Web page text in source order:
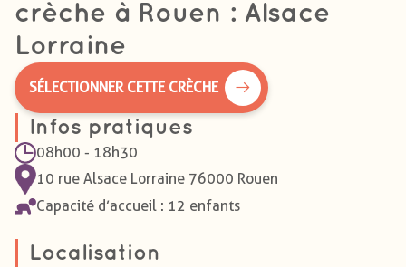
Infos pratiques
08h00 - 18h30
10 rue Alsace Lorraine 76000 Rouen
Capacité d’accueil : 12 enfants
Localisation
SÉLECTIONNER CETTE CRÈCHE
crèche à Rouen : Alsace
Lorraine